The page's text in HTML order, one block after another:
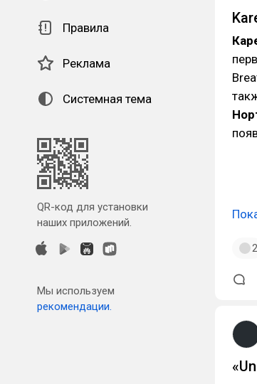
Правила
Реклама
Системная тема
QR-код для установки
наших приложений.
Мы используем
рекомендации.
2